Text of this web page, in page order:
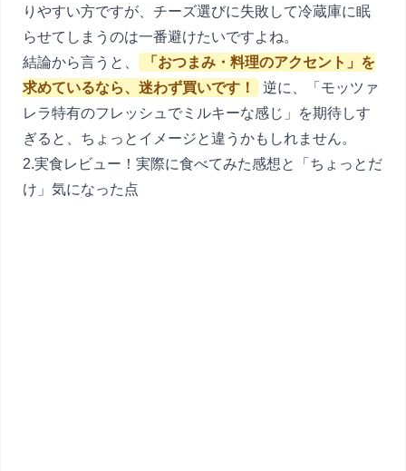
りやすい方ですが、チーズ選びに失敗して冷蔵庫に眠
らせてしまうのは一番避けたいですよね。
結論から言うと、
「おつまみ・料理のアクセント」を
求めているなら、迷わず買いです！
逆に、「モッツァ
レラ特有のフレッシュでミルキーな感じ」を期待しす
ぎると、ちょっとイメージと違うかもしれません。
2.実食レビュー！実際に食べてみた感想と「ちょっとだ
け」気になった点